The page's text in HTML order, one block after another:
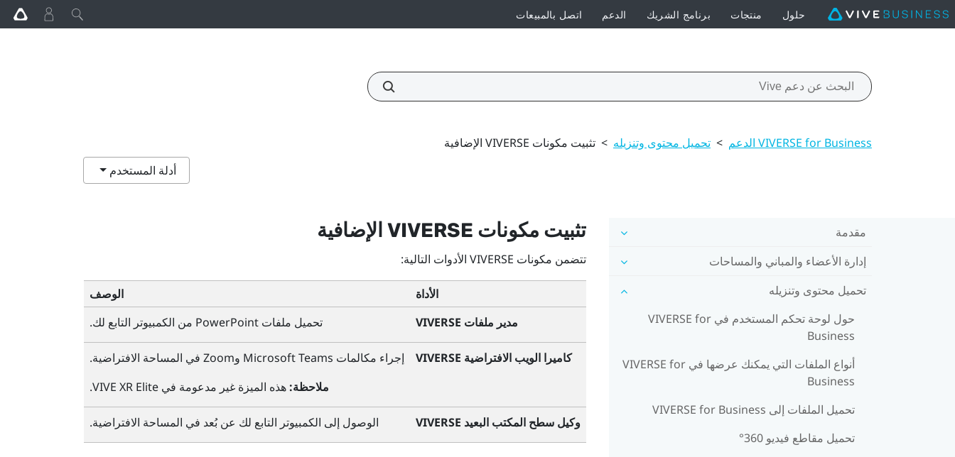
حلول منتجات برنامج الشريك الدعم اتصل بالمبيعات
VIVERSE for Business الدعم > تحميل محتوى وتنزيله > تثبيت مكونات VIVERSE الإضافية
أدلة المستخدم
مقدمة
إدارة الأعضاء والمباني والمساحات
تحميل محتوى وتنزيله
حول لوحة تحكم المستخدم في VIVERSE for
Business
أنواع الملفات التي يمكنك عرضها في VIVERSE for
Business
تحميل الملفات إلى VIVERSE for Business
تحميل مقاطع فيديو 360°
تثبيت مكونات VIVERSEالإضافية
تتضمن مكونات VIVERSEالأدوات التالية:
الأداة
الوصف
مدير ملفات VIVERSE
تحميل ملفات PowerPoint من الكمبيوتر التابع لك.
كاميرا الويب الافتراضية VIVERSE إجراء مكالمات Microsoft Teams وZoomفي المساحة الافتراضية.
ملاحظة: هذه الميزة غير مدعومة في VIVE XR Elite
.
وكيل سطح المكتب البعيد VIVERSE الوصول إلى الكمبيوتر التابع لك عن بُعد في المساحة الافتراضية.